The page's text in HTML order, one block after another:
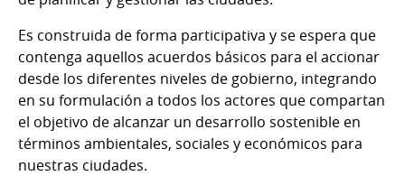
Es construida de forma participativa y se espera que
contenga aquellos acuerdos básicos para el accionar
desde los diferentes niveles de gobierno, integrando
en su formulación a todos los actores que compartan
el objetivo de alcanzar un desarrollo sostenible en
términos ambientales, sociales y económicos para
nuestras ciudades.